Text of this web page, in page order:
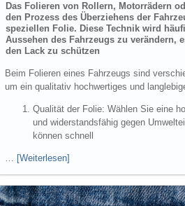
Das Folieren von Rollern, Motorrädern
den Prozess des Überziehens der
speziellen Folie. Diese Technik wird
Aussehen des Fahrzeugs zu verändern,
den Lack zu schützen
Beim Folieren eines Fahrzeugs sind
um ein qualitativ hochwertiges und
Qualität der Folie: Wählen Sie eine
und widerstandsfähig gegen
können schnell
… [Weiterlesen]